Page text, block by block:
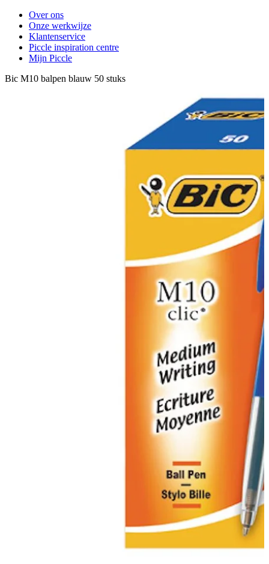
Over ons
Onze werkwijze
Klantenservice
Piccle inspiration centre
Mijn Piccle
Bic M10 balpen blauw 50 stuks